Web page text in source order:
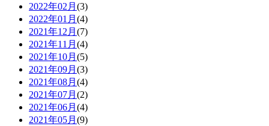
2022年02月 (3)
2022年01月 (4)
2021年12月 (7)
2021年11月 (4)
2021年10月 (5)
2021年09月 (3)
2021年08月 (4)
2021年07月 (2)
2021年06月 (4)
2021年05月 (9)